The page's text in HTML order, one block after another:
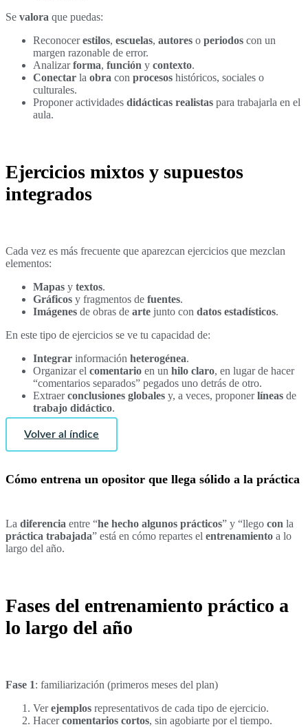
Se valora que puedas:
Reconocerestilos, escuelas, autores o periodos con un
margen razonable de error.
Analizarforma, función y contexto.
Conectar la obra con procesos históricos, sociales o
culturales.
Proponer actividades didácticas realistas para trabajarla en el
aula.
Ejercicios mixtos y supuestos
integrados
Cada vez es más frecuente que aparezcan ejercicios que mezclan
elementos:
Mapas y textos.
Gráficos y fragmentos de fuentes.
Imágenes de obras de arte junto con datos estadísticos.
En este tipo de ejercicios se ve tu capacidad de:
Integrar información heterogénea.
Organizar el comentario en un hilo claro, en lugar de hacer
“comentarios separados” pegados uno detrás de otro.
Extraerconclusiones globales y, a veces, proponerlíneas de
trabajo didáctico.
Volver al índice
Cómo entrena un opositor que llega sólido a la práctica
La diferencia entre “he hecho algunos prácticos” y “llego con la
práctica trabajada” está en cómo repartes el entrenamiento a lo
largo del año.
Fases del entrenamiento práctico a
lo largo del año
Fase 1: familiarización (primeros meses del plan)
Verejemplos representativos de cada tipo de ejercicio.
Hacercomentarios cortos, sin agobiarte por el tiempo.